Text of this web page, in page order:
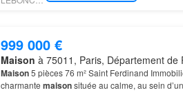
999 000 €
Maison à 75011, Paris, Département de
Maison5 pièces 76 m² Saint Ferdinand
charmante maisonsituée au calme, au sein